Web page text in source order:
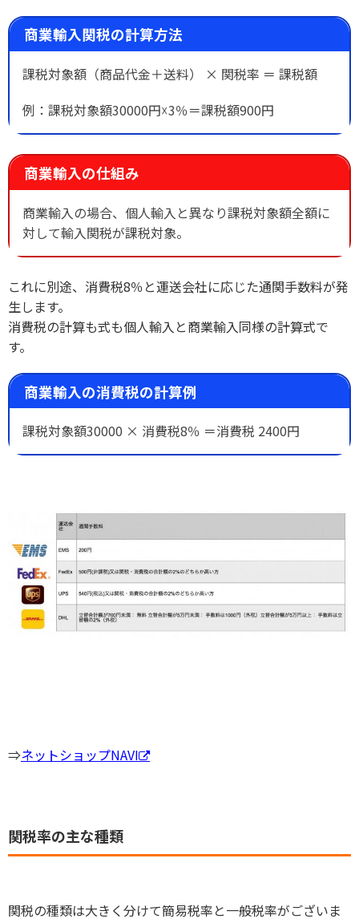
商業輸入関税の計算方法
課税対象額（商品代金＋送料） × 関税率 ＝ 課税額
例：課税対象額30000円☓3％＝課税額900円
商業輸入の仕組み
商業輸入の場合、個人輸入と異なり課税対象額全額に
対して輸入関税が課税対象。
これに別途、消費税8％と運送会社に応じた通関手数料が発
生します。
消費税の計算も式も個人輸入と商業輸入同様の計算式で
す。
商業輸入の消費税の計算例
課税対象額30000 × 消費税8％ ＝消費税 2400円
⇒ネットショップNAVI
関税率の主な種類
関税の種類は大きく分けて簡易税率と一般税率がございま